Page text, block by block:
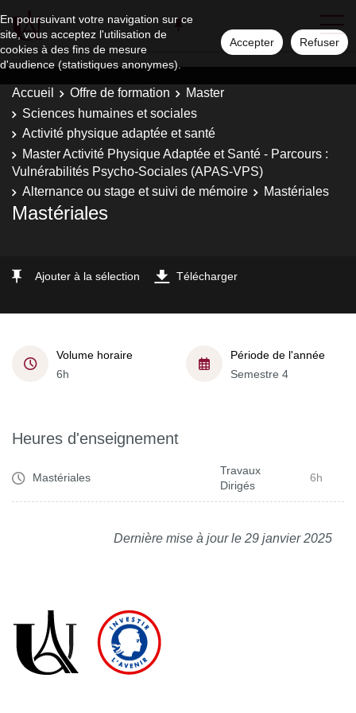
En poursuivant votre navigation sur ce
site, vous acceptez l'utilisation de
cookies à des fins de mesure
d'audience (statistiques anonymes).
Accepter Refuser
Accueil Offre de formation
Master
Sciences humaines et sociales
Activité physique adaptée et santé
Master Activité Physique Adaptée et Santé - Parcours :
Vulnérabilités Psycho-Sociales (APAS-VPS)
Alternance ou stage et suivi de mémoire
Mastériales
Mastériales
Ajouter à la sélection Télécharger
Volume horaire
6h
Période de l'année
Semestre 4
Heures d'enseignement
Mastériales
Travaux
Dirigés
6h
Dernière mise à jour le 29 janvier 2025